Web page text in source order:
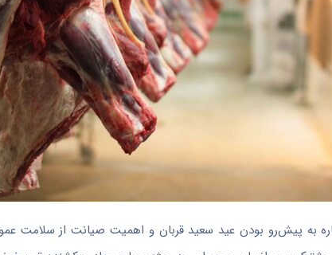
اشاره به پیش‌رو بودن عید سعید قربان و اهمیت صیانت از سلامت